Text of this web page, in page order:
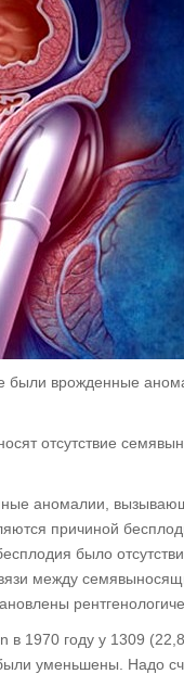
были врожденные
отсутствие
аномалии,
причиной
было
между
в 1970 году у 1309
уменьшены. Надо